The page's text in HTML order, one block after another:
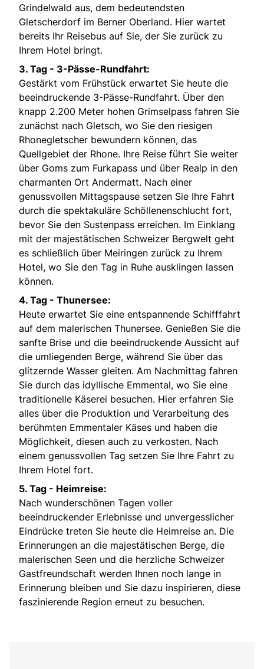
Grindelwald aus, dem bedeutendsten
Gletscherdorf im Berner Oberland. Hier wartet
bereits Ihr Reisebus auf Sie, der Sie zurück zu
Ihrem Hotel bringt.
3. Tag - 3-Pässe-Rundfahrt:
Gestärkt vom Frühstück erwartet Sie heute die
beeindruckende 3-Pässe-Rundfahrt. Über den
knapp 2.200 Meter hohen Grimselpass fahren Sie
zunächst nach Gletsch, wo Sie den riesigen
Rhonegletscher bewundern können, das
Quellgebiet der Rhone. Ihre Reise führt Sie weiter
über Goms zum Furkapass und über Realp in den
charmanten Ort Andermatt. Nach einer
genussvollen Mittagspause setzen Sie Ihre Fahrt
durch die spektakuläre Schöllenenschlucht fort,
bevor Sie den Sustenpass erreichen. Im Einklang
mit der majestätischen Schweizer Bergwelt geht
es schließlich über Meiringen zurück zu Ihrem
Hotel, wo Sie den Tag in Ruhe ausklingen lassen
können.
4. Tag - Thunersee:
Heute erwartet Sie eine entspannende Schifffahrt
auf dem malerischen Thunersee. Genießen Sie die
sanfte Brise und die beeindruckende Aussicht auf
die umliegenden Berge, während Sie über das
glitzernde Wasser gleiten. Am Nachmittag fahren
Sie durch das idyllische Emmental, wo Sie eine
traditionelle Käserei besuchen. Hier erfahren Sie
alles über die Produktion und Verarbeitung des
berühmten Emmentaler Käses und haben die
Möglichkeit, diesen auch zu verkosten. Nach
einem genussvollen Tag setzen Sie Ihre Fahrt zu
Ihrem Hotel fort.
5. Tag - Heimreise:
Nach wunderschönen Tagen voller
beeindruckender Erlebnisse und unvergesslicher
Eindrücke treten Sie heute die Heimreise an. Die
Erinnerungen an die majestätischen Berge, die
malerischen Seen und die herzliche Schweizer
Gastfreundschaft werden Ihnen noch lange in
Erinnerung bleiben und Sie dazu inspirieren, diese
faszinierende Region erneut zu besuchen.